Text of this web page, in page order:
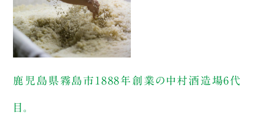
鹿児島県霧島市1888年創業の中村酒造場6代
目。